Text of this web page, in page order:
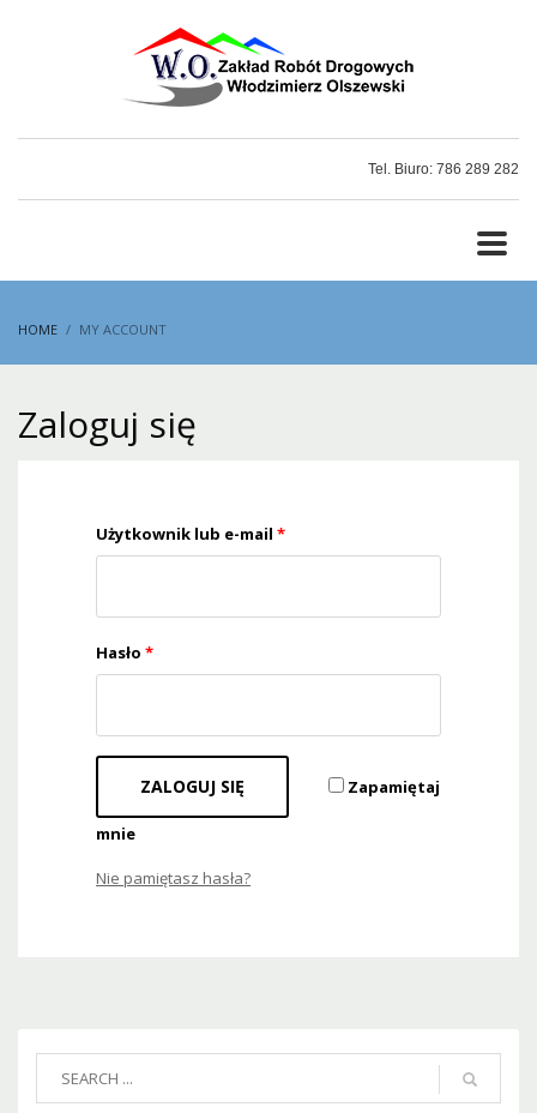
Tel. Biuro: 786 289 282
HOME MY ACCOUNT
Zaloguj się
Użytkownik lub e-mail *
Hasło *
Zapamiętaj
mnie
Nie pamiętasz hasła?